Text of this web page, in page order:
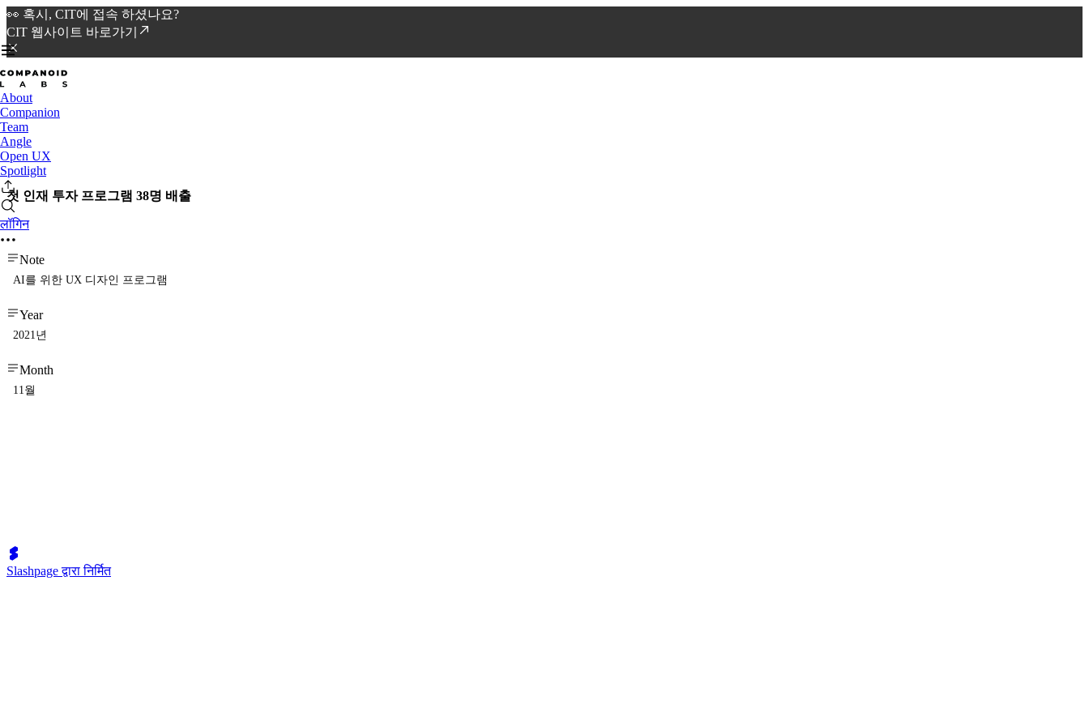
👀 혹시, CIT에 접속 하셨나요?
CIT 웹사이트 바로가기
About
Companion
Team
Angle
Open UX
Spotlight
लॉगिन
첫 인재 투자 프로그램 38명 배출
Note
AI를 위한 UX 디자인 프로그램
Year
2021년
Month
11월
Slashpage द्वारा निर्मित